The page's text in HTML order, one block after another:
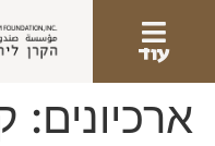
עוד
ארכיונים: